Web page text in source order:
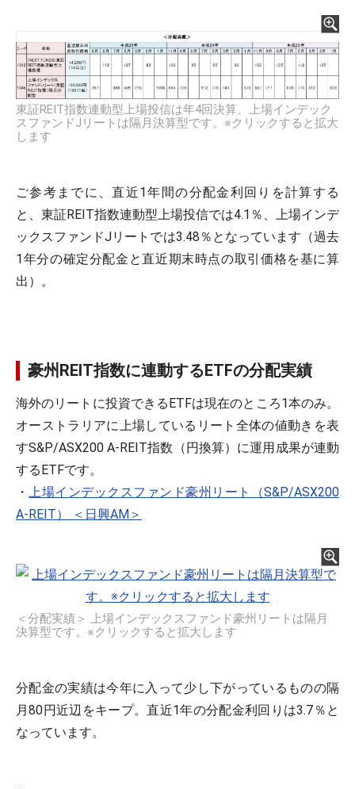
東証REIT指数連動型上場投信は年4回決算、上場インデック
スファンドJリートは隔月決算型です。※クリックすると拡大
します
ご参考までに、直近1年間の分配金利回りを計算する
と、東証REIT指数連動型上場投信では4.1％、上場インデ
ックスファンドJリートでは3.48％となっています（過去
1年分の確定分配金と直近期末時点の取引価格を基に算
出）。
豪州REIT指数に連動するETFの分配実績
海外のリートに投資できるETFは現在のところ1本のみ。
オーストラリアに上場しているリート全体の値動きを表
すS&P/ASX200 A-REIT指数（円換算）に運用成果が連動
するETFです。
・上場インデックスファンド豪州リート（S&P/ASX200
A-REIT） ＜日興AM＞
＜分配実績＞ 上場インデックスファンド豪州リートは隔月
決算型です。※クリックすると拡大します
分配金の実績は今年に入って少し下がっているものの隔
月80円近辺をキープ。直近1年の分配金利回りは3.7％と
なっています。